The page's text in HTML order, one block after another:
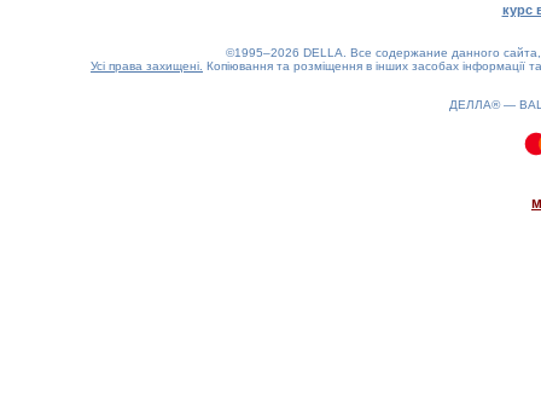
курс
©1995–2026 DELLA. Все содержание данного
Усі права захищені. Копіювання та розміщення в інших засобах інформації
ДЕЛЛА® —